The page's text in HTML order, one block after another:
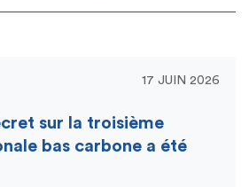
17 JUIN 2026
sur la troisième
bas carbone a été